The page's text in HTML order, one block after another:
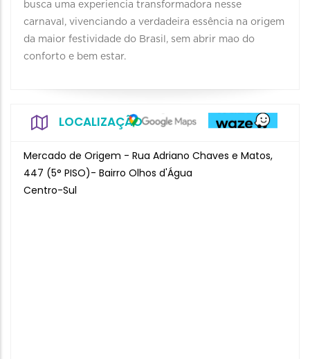
busca uma experiencia transformadora nesse
carnaval, vivenciando a verdadeira essência na origem
da maior festividade do Brasil, sem abrir mao do
conforto e bem estar.
LOCALIZAÇÃO
Mercado de Origem - Rua Adriano Chaves e Matos,
447 (5° PISO)- Bairro Olhos d'Água
Centro-Sul